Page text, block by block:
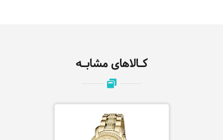
کـالاهای مشابـه